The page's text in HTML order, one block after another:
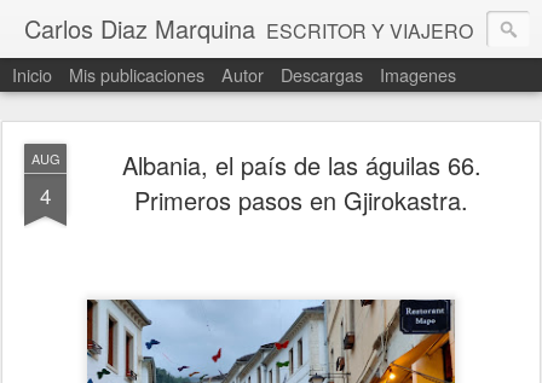
Carlos Diaz Marquina ESCRITOR Y VIAJERO
Inicio Mis publicaciones Autor Descargas Imagenes
AUG
4
Albania, el país de las águilas 66.
Primeros pasos en Gjirokastra.